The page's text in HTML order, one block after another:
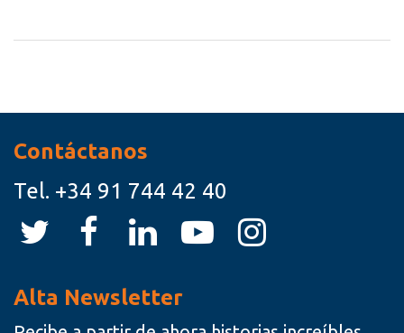
Contáctanos
Tel. +34 91 744 42 40
Alta Newsletter